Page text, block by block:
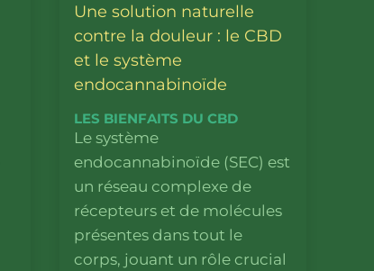
Une solution naturelle
contre la douleur : le CBD
et le système
endocannabinoïde
LES BIENFAITS DU CBD
Le système
endocannabinoïde (SEC) est
un réseau complexe de
récepteurs et de molécules
présentes dans tout le
corps, jouant un rôle crucial